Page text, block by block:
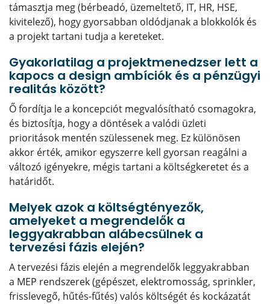
támasztja meg (bérbeadó, üzemeltető, IT, HR, HSE,
kivitelező), hogy gyorsabban oldódjanak a blokkolók és
a projekt tartani tudja a kereteket.
Gyakorlatilag a projektmenedzser lett a
kapocs a design ambíciók és a pénzügyi
realitás között?
Ő fordítja le a koncepciót megvalósítható csomagokra,
és biztosítja, hogy a döntések a valódi üzleti
prioritások mentén szülessenek meg. Ez különösen
akkor érték, amikor egyszerre kell gyorsan reagálni a
változó igényekre, mégis tartani a költségkeretet és a
határidőt.
Melyek azok a költségtényezők,
amelyeket a megrendelők a
leggyakrabban alábecsülnek a
tervezési fázis elején?
A tervezési fázis elején a megrendelők leggyakrabban
a MEP rendszerek (gépészet, elektromosság, sprinkler,
frisslevegő, hűtés-fűtés) valós költségét és kockázatát